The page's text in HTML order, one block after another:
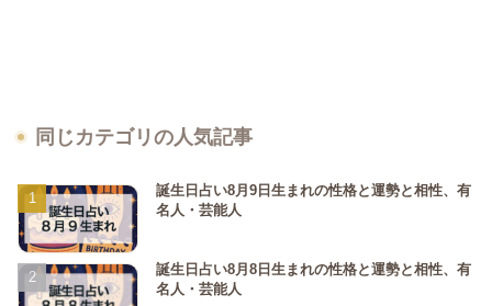
同じカテゴリの人気記事
誕生日占い8月9日生まれの性格と運勢と相性、有
名人・芸能人
誕生日占い8月8日生まれの性格と運勢と相性、有
名人・芸能人